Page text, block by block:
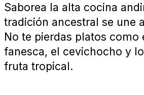
Saborea la alta cocina
tradición ancestral se une
No te pierdas platos como
fanesca, el cevichocho y
fruta tropical.